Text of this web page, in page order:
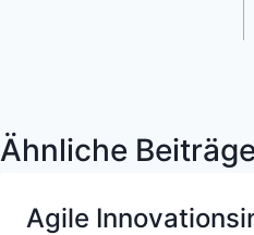
Ähnliche
Agile